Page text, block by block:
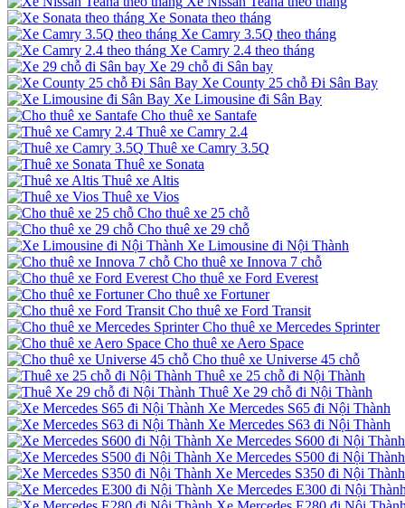
Xe Sonata theo tháng
Xe Camry 3.5Q theo tháng
Xe Camry 2.4 theo tháng
Xe 29 chỗ đi Sân bay
Xe County 25 chỗ Đi Sân Bay
Xe Limousine đi Sân Bay
Cho thuê xe Santafe
Thuê xe Camry 2.4
Thuê xe Camry 3.5Q
Thuê xe Sonata
Thuê xe Altis
Thuê xe Vios
Cho thuê xe 25 chỗ
Cho thuê xe 29 chỗ
Xe Limousine đi Nội Thành
Cho thuê xe Innova 7 chỗ
Cho thuê xe Ford Everest
Cho thuê xe Fortuner
Cho thuê xe Ford Transit
Cho thuê xe Mercedes Sprinter
Cho thuê xe Aero Space
Cho thuê xe Universe 45 chỗ
Thuê xe 25 chỗ đi Nội Thành
Thuê Xe 29 chỗ đi Nội Thành
Xe Mercedes S65 đi Nội Thành
Xe Mercedes S63 đi Nội Thành
Xe Mercedes S600 đi Nội Thành
Xe Mercedes S500 đi Nội Thành
Xe Mercedes S350 đi Nội Thành
Xe Mercedes E300 đi Nội